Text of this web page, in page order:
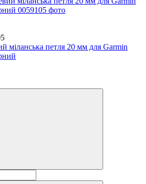
міланська петля 20 мм для Garmin